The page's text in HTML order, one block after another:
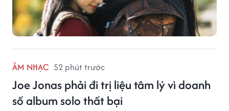
ÂM NHẠC 52 phút trước
Joe Jonas phải đi trị liệu tâm lý vì doanh
số album solo thất bại